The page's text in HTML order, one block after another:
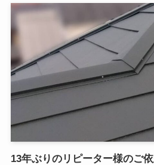
13年ぶりのリピーター様のご